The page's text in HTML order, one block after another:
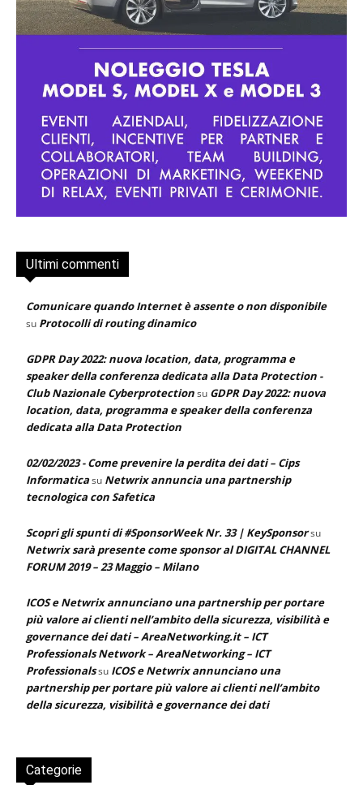
Ultimi commenti
Comunicare quando Internet è assente o non disponibile
su Protocolli di routing dinamico
GDPR Day 2022: nuova location, data, programma e
speaker della conferenza dedicata alla Data Protection -
Club Nazionale Cyberprotectionsu GDPR Day 2022: nuova
location, data, programma e speaker della conferenza
dedicata alla Data Protection
02/02/2023 - Come prevenire la perdita dei dati – Cips
Informaticasu Netwrix annuncia una partnership
tecnologica con Safetica
Scopri gli spunti di #SponsorWeek Nr. 33 | KeySponsorsu
Netwrix sarà presente come sponsor al DIGITAL CHANNEL
FORUM 2019 – 23 Maggio – Milano
ICOS e Netwrix annunciano una partnership per portare
più valore ai clienti nell’ambito della sicurezza, visibilità e
governance dei dati – AreaNetworking.it – ICT
Professionals Network – AreaNetworking – ICT
Professionalssu ICOS e Netwrix annunciano una
partnership per portare più valore ai clienti nell’ambito
della sicurezza, visibilità e governance dei dati
Categorie